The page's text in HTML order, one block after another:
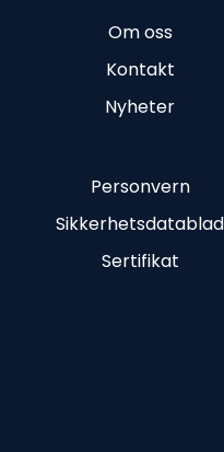
Om oss
Kontakt
Nyheter
Personvern
Sikkerhetsdatablad
Sertifikat